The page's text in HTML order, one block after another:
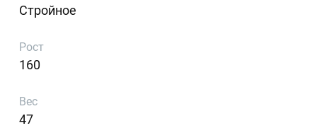
Стройное
Рост
160
Вес
47